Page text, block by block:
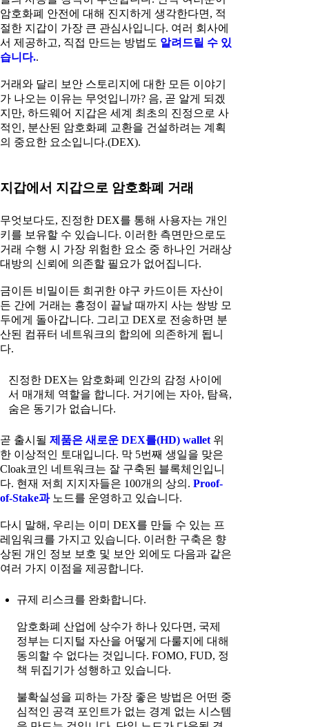
암호화폐 안전에 대해 진지하게 생각한다면, 적
절한 지갑이 가장 큰 관심사입니다. 여러 회사에
서 제공하고, 직접 만드는 방법도 알려드릴 수 있
습니다..
거래와 달리 보안 스토리지에 대한 모든 이야기
가 나오는 이유는 무엇입니까? 음, 곧 알게 되겠
지만, 하드웨어 지갑은 세계 최초의 진정으로 사
적인, 분산된 암호화폐 교환을 건설하려는 계획
의 중요한 요소입니다.(DEX).
지갑에서 지갑으로 암호화폐 거래
무엇보다도, 진정한 DEX를 통해 사용자는 개인
키를 보유할 수 있습니다. 이러한 측면만으로도
거래 수행 시 가장 위험한 요소 중 하나인 거래상
대방의 신뢰에 의존할 필요가 없어집니다.
금이든 비밀이든 희귀한 야구 카드이든 자산이
든 간에 거래는 흥정이 끝날 때까지 사는 쌍방 모
두에게 돌아갑니다. 그리고 DEX로 전송하면 분
산된 컴퓨터 네트워크의 합의에 의존하게 됩니
다.
진정한 DEX는 암호화폐 인간의 감정 사이에
서 매개체 역할을 합니다. 거기에는 자아, 탐욕,
숨은 동기가 없습니다.
곧 출시될 제품은 새로운 DEX를(HD) wallet 위
한 이상적인 토대입니다. 막 5번째 생일을 맞은
Cloak코인 네트워크는 잘 구축된 블록체인입니
다. 현재 저희 지지자들은 100개의 상의. Proof-
of-Stake과노드를 운영하고 있습니다.
다시 말해, 우리는 이미 DEX를 만들 수 있는 프
레임워크를 가지고 있습니다. 이러한 구축은 향
상된 개인 정보 보호 및 보안 외에도 다음과 같은
여러 가지 이점을 제공합니다.
규제 리스크를 완화합니다.
암호화폐 산업에 상수가 하나 있다면, 국제
정부는 디지털 자산을 어떻게 다룰지에 대해
동의할 수 없다는 것입니다. FOMO, FUD, 정
책 뒤집기가 성행하고 있습니다.
불확실성을 피하는 가장 좋은 방법은 어떤 중
심적인 공격 포인트가 없는 경계 없는 시스템